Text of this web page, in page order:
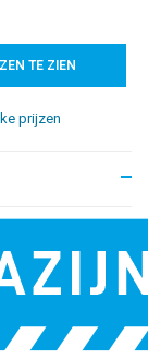
TE ZIEN
prijzen